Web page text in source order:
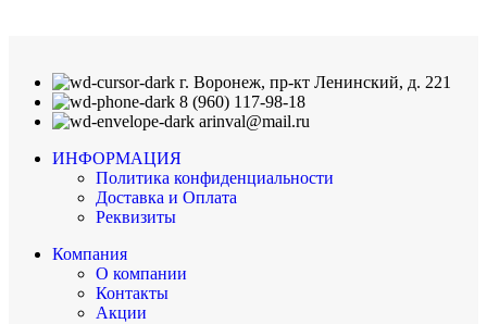
г. Воронеж, пр-кт Ленинский, д. 221
8 (960) 117-98-18
arinval@mail.ru
ИНФОРМАЦИЯ
Политика конфиденциальности
Доставка и Оплата
Реквизиты
Компания
О компании
Контакты
Акции